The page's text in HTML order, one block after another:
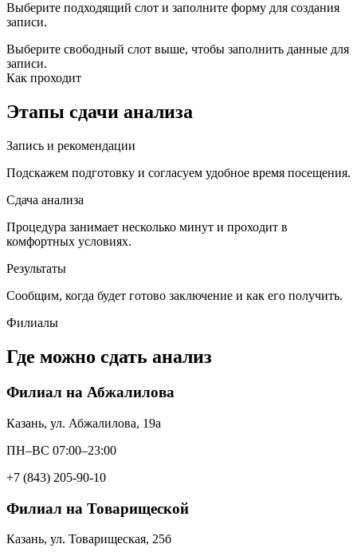
Выберите подходящий слот и заполните форму для создания
записи.
Выберите свободный слот выше, чтобы заполнить данные для
записи.
Как проходит
Этапы сдачи анализа
Запись и рекомендации
Подскажем подготовку и согласуем удобное время посещения.
Сдача анализа
Процедура занимает несколько минут и проходит в
комфортных условиях.
Результаты
Сообщим, когда будет готово заключение и как его получить.
Филиалы
Где можно сдать анализ
Филиал на Абжалилова
Казань, ул. Абжалилова, 19а
ПН–ВС 07:00–23:00
+7 (843) 205-90-10
Филиал на Товарищеской
Казань, ул. Товарищеская, 25б